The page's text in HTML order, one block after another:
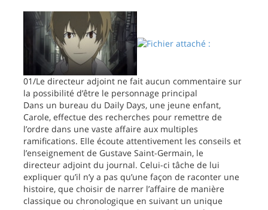
01/Le directeur adjoint ne fait aucun commentaire sur
la possibilité d’être le personnage principal
Dans un bureau du Daily Days, une jeune enfant,
Carole, effectue des recherches pour remettre de
l’ordre dans une vaste affaire aux multiples
ramifications. Elle écoute attentivement les conseils et
l’enseignement de Gustave Saint-Germain, le
directeur adjoint du journal. Celui-ci tâche de lui
expliquer qu’il n’y a pas qu’une façon de raconter une
histoire, que choisir de narrer l’affaire de manière
classique ou chronologique en suivant un unique